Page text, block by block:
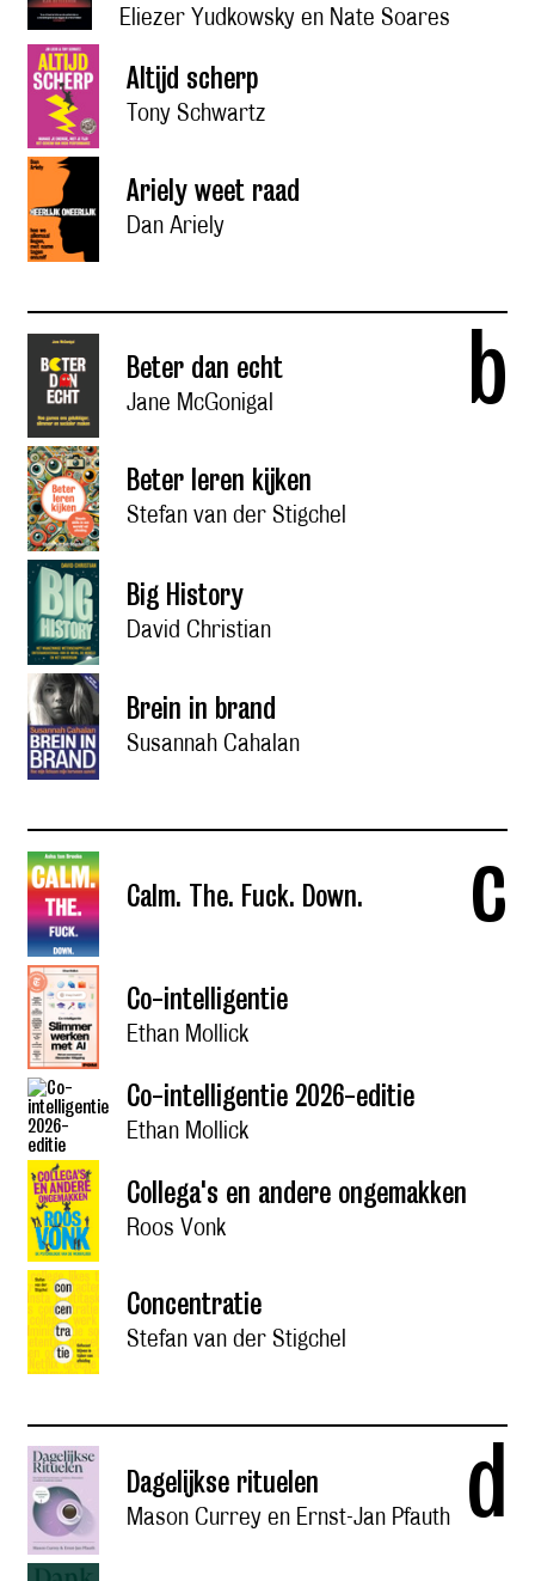
Eliezer Yudkowsky en Nate Soares
Altijd scherp
Tony Schwartz
Ariely weet raad
Dan Ariely
b
Beter dan echt
Jane McGonigal
Beter leren kijken
Stefan van der Stigchel
Big History
David Christian
Brein in brand
Susannah Cahalan
c
Calm. The. Fuck. Down.
Co-intelligentie
Ethan Mollick
Co-intelligentie 2026-editie
Ethan Mollick
Collega's en andere ongemakken
Roos Vonk
Concentratie
Stefan van der Stigchel
d
Dagelijkse rituelen
Mason Currey en Ernst-Jan Pfauth